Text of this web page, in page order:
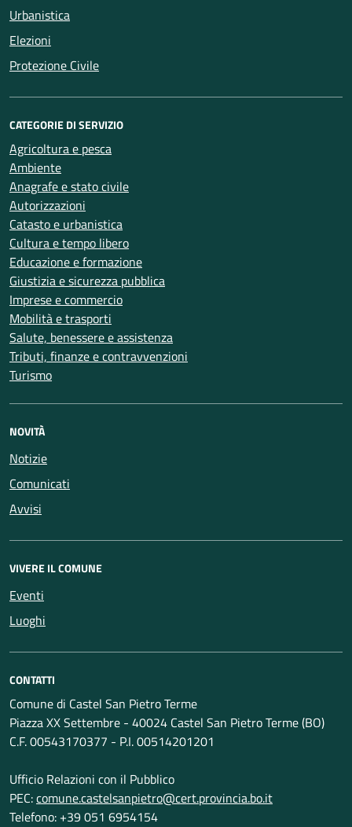
Urbanistica
Elezioni
Protezione Civile
CATEGORIE DI SERVIZIO
Agricoltura e pesca
Ambiente
Anagrafe e stato civile
Autorizzazioni
Catasto e urbanistica
Cultura e tempo libero
Educazione e formazione
Giustizia e sicurezza pubblica
Imprese e commercio
Mobilità e trasporti
Salute, benessere e assistenza
Tributi, finanze e contravvenzioni
Turismo
NOVITÀ
Notizie
Comunicati
Avvisi
VIVERE IL COMUNE
Eventi
Luoghi
CONTATTI
Comune di Castel San Pietro Terme
Piazza XX Settembre - 40024 Castel San Pietro Terme (BO)
C.F. 00543170377 - P.I. 00514201201
Ufficio Relazioni con il Pubblico
PEC:comune.castelsanpietro@cert.provincia.bo.it
Telefono: +39 051 6954154